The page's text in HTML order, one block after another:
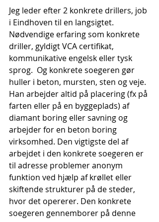
Jeg leder efter 2 konkrete drillers, job
i Eindhoven til en langsigtet.
Nødvendige erfaring som konkrete
driller, gyldigt VCA certifikat,
kommunikative engelsk eller tysk
sprog.  Og konkrete soegeren gør
huller i beton, mursten, sten og veje.
Han arbejder altid på placering (fx på
farten eller på en byggeplads) af
diamant boring eller savning og
arbejder for en beton boring
virksomhed. Den vigtigste del af
arbejdet i den konkrete soegeren er
til adresse problemer anonym
funktion ved hjælp af krøllet eller
skiftende strukturer på de steder,
hvor det opererer. Den konkrete
soegeren gennemborer på denne